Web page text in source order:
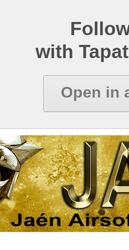
with
Open in